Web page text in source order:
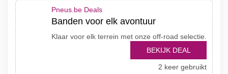
Pneus.be Deals
Banden voor elk avontuur
Klaar voor elk terrein met onze off-road selectie.
BEKIJK DEAL
2 keer gebruikt